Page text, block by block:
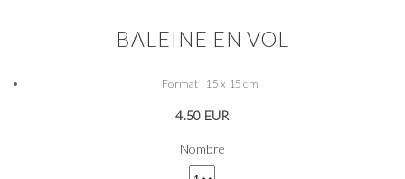
BALEINE EN VOL
Format : 15 x 15 cm
4.50 EUR
Nombre